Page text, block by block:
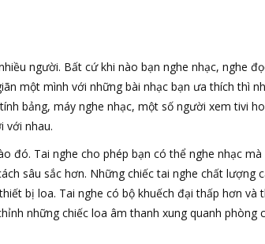
người. Bất cứ khi nào bạn nghe nhạc, nghe
một mình với những bài nhạc bạn ưa thích thì
bảng, máy nghe nhạc, một số người xem tivi
với nhau.
đó. Tai nghe cho phép bạn có thể nghe nhạc
sâu sắc hơn. Những chiếc tai nghe chất lượng
bị loa. Tai nghe có bộ khuếch đại thấp hơn và
những chiếc loa âm thanh xung quanh phòng